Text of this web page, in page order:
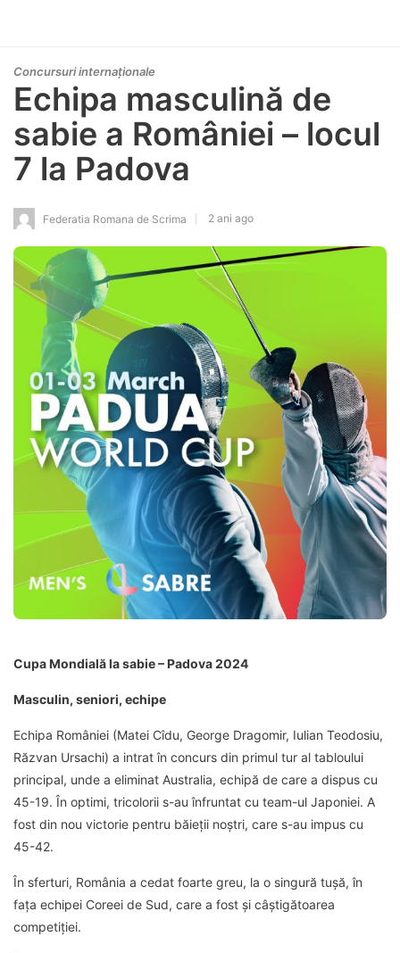
Concursuri internaționale
Echipa masculină de
sabie a României – locul
7 la Padova
Federatia Romana de Scrima 2 ani ago
Cupa Mondială la sabie – Padova 2024
Masculin, seniori, echipe
Echipa României (Matei Cîdu, George Dragomir, Iulian Teodosiu,
Răzvan Ursachi) a intrat în concurs din primul tur al tabloului
principal, unde a eliminat Australia, echipă de care a dispus cu
45-19. În optimi, tricolorii s-au înfruntat cu team-ul Japoniei. A
fost din nou victorie pentru băieții noștri, care s-au impus cu
45-42.
În sferturi, România a cedat foarte greu, la o singură tușă, în
fața echipei Coreei de Sud, care a fost și câștigătoarea
competiției.